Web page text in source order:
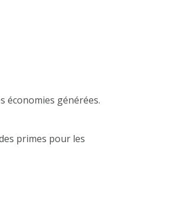
économies générées.
primes pour les